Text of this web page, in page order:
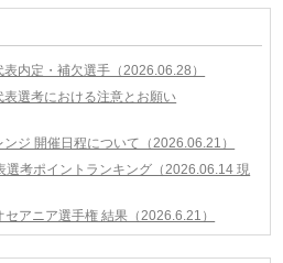
内定・補欠選手（2026.06.28）
選考における注意とお願い
ジ 開催日程について（2026.06.21）
考ポイントランキング（2026.06.14 現
アニア選手権 結果（2026.6.21）